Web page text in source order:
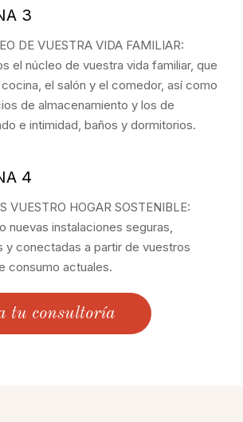
3
DE VUESTRA VIDA FAMILIAR:
el núcleo de vuestra vida familiar, que
el salón y el comedor, así como
de almacenamiento y los de
e intimidad, baños y dormitorios.
4
VUESTRO HOGAR SOSTENIBLE:
nuevas instalaciones seguras,
y conectadas a partir de vuestros
consumo actuales.
tu consultoría